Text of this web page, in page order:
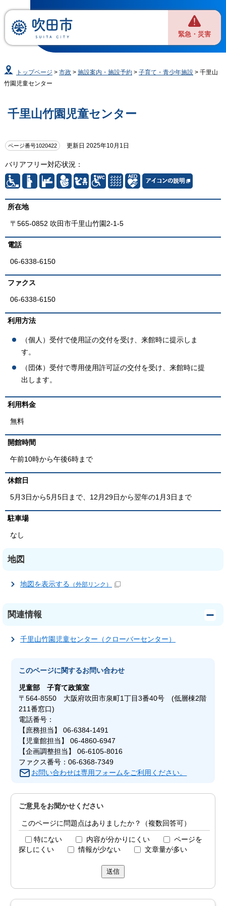
緊急・災害
トップページ >市政 >施設案内・施設予約 >子育て・青少年施設 > 千里山
竹園児童センター
千里山竹園児童センター
ページ番号1020422 更新日 2025年10月1日
バリアフリー対応状況：
所在地
〒565-0852 吹田市千里山竹園2-1-5
電話
06-6338-6150
ファクス
06-6338-6150
利用方法
（個人）受付で使用証の交付を受け、来館時に提示しま
す。
（団体）受付で専用使用許可証の交付を受け、来館時に提
出します。
利用料金
無料
開館時間
午前10時から午後6時まで
休館日
5月3日から5月5日まで、12月29日から翌年の1月3日まで
駐車場
なし
地図
地図を表示する （外部リンク）
関連情報
千里山竹園児童センター（クローバーセンター）
このページに関するお問い合わせ
児童部子育て政策室
〒564-8550 大阪府吹田市泉町1丁目3番40号 (低層棟2階
211番窓口)
電話番号：
【庶務担当】 06-6384-1491
【児童館担当】 06-4860-6947
【企画調整担当】 06-6105-8016
ファクス番号：06-6368-7349
お問い合わせは専用フォームをご利用ください。
ご意見をお聞かせください
このページに問題点はありましたか？（複数回答可）
特にない 内容が分かりにくい
ページを
探しにくい
情報が少ない 文章量が多い
送信